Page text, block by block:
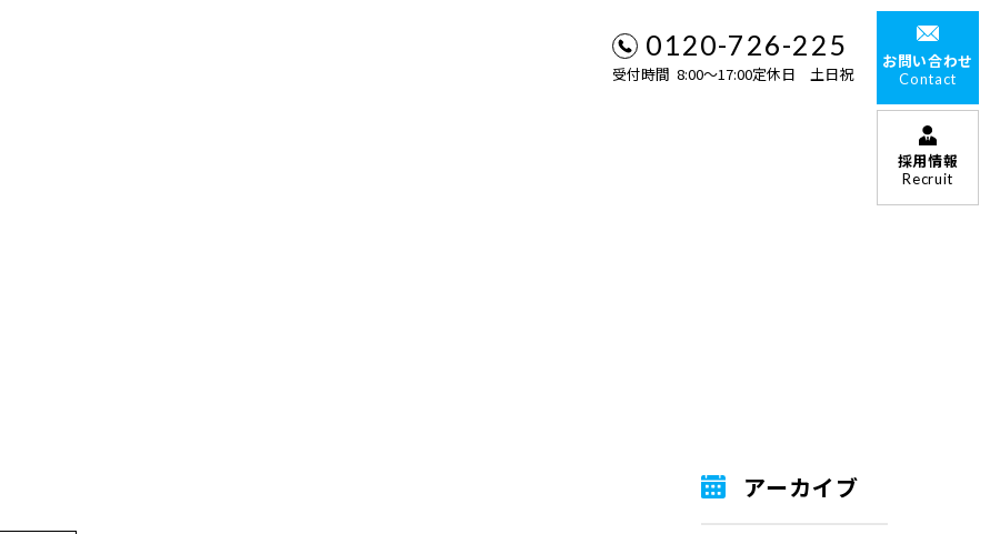
0120-726-225
受付時間 8:00〜17:00定休日 土日祝
お問い合わせ
Contact
採用情報
Recruit
アーカイブ